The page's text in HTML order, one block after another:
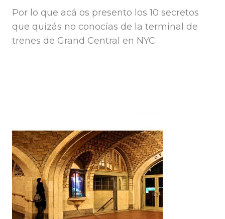
Por lo que acá os presento los 10 secretos
que quizás no conocías de la terminal de
trenes de Grand Central en NYC.